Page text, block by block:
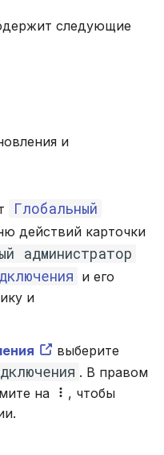
следующие
и
Глобальный
действий карточки
администратор
и его
и
выберите
. В правом
на
, чтобы